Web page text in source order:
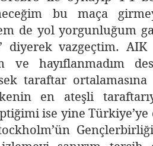
bu maça
de yol yorgunluğum
diyerek vazgeçtim. AIK
ve hayıflanmadım
taraftar ortalamasına
en ateşli
ise yine